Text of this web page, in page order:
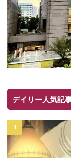
デイリー人気記